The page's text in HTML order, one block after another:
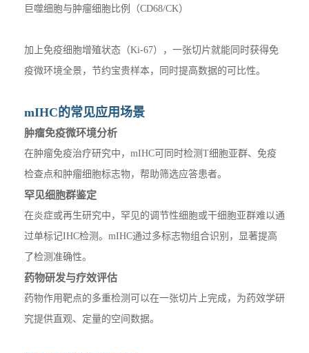
巨噬细胞与肿瘤细胞比例（CD68/CK）
加上免疫细胞增殖状态（Ki-67），一张切片就能同时获得免
疫微环境全景，节约宝贵样本，同时提高数据的可比性。
mIHC的常见应用场景
肿瘤免疫微环境分析
在肿瘤免疫治疗研究中，mIHC可同时检测T细胞亚群、免疫
检查点和肿瘤细胞标志物，帮助筛选应答患者。
罕见细胞群鉴定
在炎症或再生研究中，罕见的调节性细胞或干细胞亚群难以通
过单标记IHC检测。mIHC通过多标志物组合识别，显著提高
了检测准确性。
药物研发与疗效评估
药物作用靶点的多重检测可以在一张切片上完成，为药效学研
究提供直观、定量的空间数据。